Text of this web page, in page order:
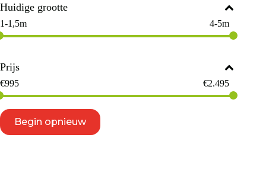
Huidige grootte
1-1,5m 4-5m
Prijs
€995 €2.495
Begin opnieuw